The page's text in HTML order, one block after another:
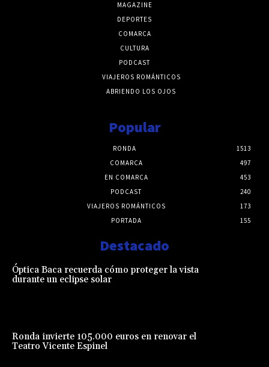
MAGAZINE
DEPORTES
COMARCA
CULTURA
PODCAST
VIAJEROS ROMÁNTICOS
ABRIENDO LOS OJOS
Popular
RONDA
1513
COMARCA
497
EN COMARCA
453
PODCAST
240
VIAJEROS ROMÁNTICOS
173
PORTADA
155
Destacado
Óptica Baca recuerda cómo proteger la vista
durante un eclipse solar
Ronda invierte 105.000 euros en renovar el
Teatro Vicente Espinel